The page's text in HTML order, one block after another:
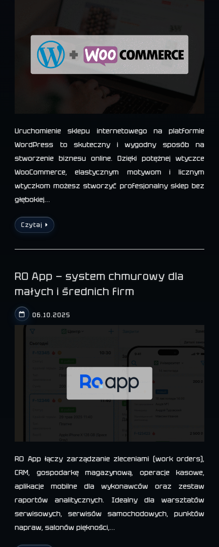
Uruchomienie sklepu internetowego na platformie
WordPress to skuteczny i wygodny sposób na
stworzenie biznesu online. Dzięki potężnej wtyczce
WooCommerce, elastycznym motywom i licznym
wtyczkom możesz stworzyć profesjonalny sklep bez
głębokiej…
Czytaj
RO App — system chmurowy dla
małych i średnich firm
06.10.2025
RO App łączy zarządzanie zleceniami (work orders),
CRM, gospodarkę magazynową, operacje kasowe,
aplikacje mobilne dla wykonawców oraz zestaw
raportów analitycznych. Idealny dla warsztatów
serwisowych, serwisów samochodowych, punktów
napraw, salonów piękności,…